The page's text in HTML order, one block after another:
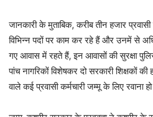
जानकारी के मुताबिक, करीब तीन हजार
विभिन्न पदों पर काम कर रहे हैं और उनमें से
गए आवास में रहते हैं, इन आवासों की सुरक्षा
पांच नागरिकों विशेषकर दो सरकारी शिक्षकों
वाले कई प्रवासी कर्मचारी जम्मू के लिए रवाना